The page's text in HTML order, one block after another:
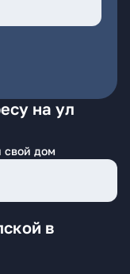
на ул
свой дом
в